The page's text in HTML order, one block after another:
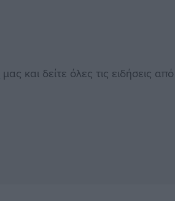
μας και δείτε όλες τις ειδήσεις από